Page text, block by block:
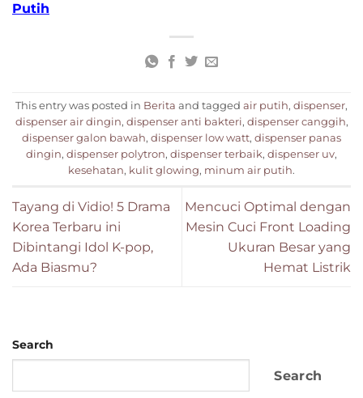
Putih
This entry was posted in Berita and tagged air putih, dispenser,
dispenser air dingin, dispenser anti bakteri, dispenser canggih,
dispenser galon bawah, dispenser low watt, dispenser panas
dingin, dispenser polytron, dispenser terbaik, dispenser uv,
kesehatan, kulit glowing, minum air putih.
Tayang di Vidio! 5 Drama
Korea Terbaru ini
Dibintangi Idol K-pop,
Ada Biasmu?
Mencuci Optimal dengan
Mesin Cuci Front Loading
Ukuran Besar yang
Hemat Listrik
Search
Search